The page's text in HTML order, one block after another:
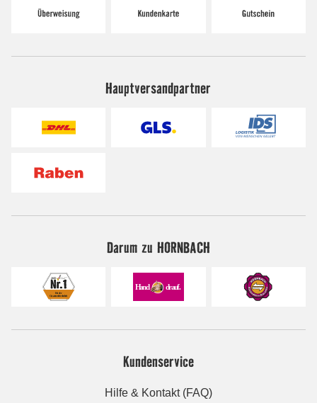
Hauptversandpartner
Darum zu HORNBACH
Kundenservice
Hilfe & Kontakt (FAQ)